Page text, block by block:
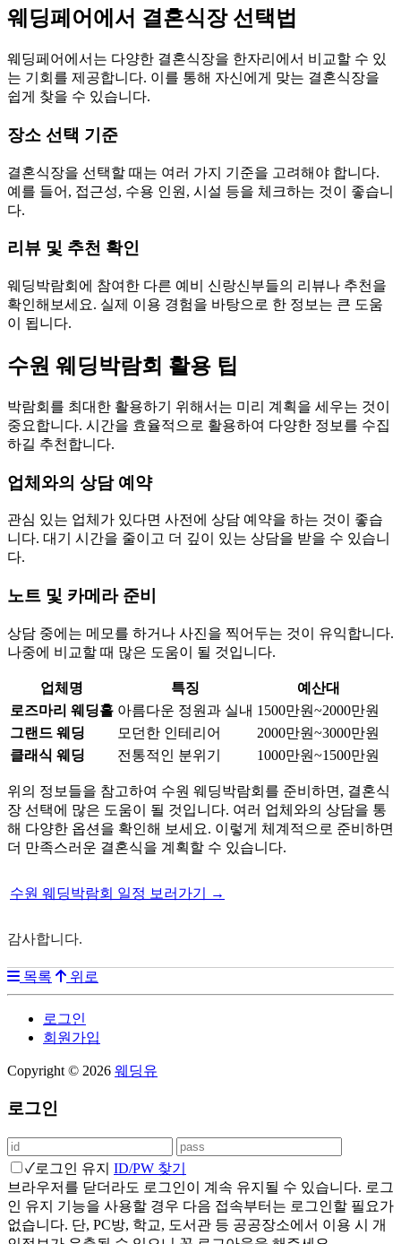
웨딩페어에서 결혼식장 선택법
웨딩페어에서는 다양한 결혼식장을 한자리에서 비교할 수 있
는 기회를 제공합니다. 이를 통해 자신에게 맞는 결혼식장을
쉽게 찾을 수 있습니다.
장소 선택 기준
결혼식장을 선택할 때는 여러 가지 기준을 고려해야 합니다.
예를 들어, 접근성, 수용 인원, 시설 등을 체크하는 것이 좋습니
다.
리뷰 및 추천 확인
웨딩박람회에 참여한 다른 예비 신랑신부들의 리뷰나 추천을
확인해보세요. 실제 이용 경험을 바탕으로 한 정보는 큰 도움
이 됩니다.
수원 웨딩박람회 활용 팁
박람회를 최대한 활용하기 위해서는 미리 계획을 세우는 것이
중요합니다. 시간을 효율적으로 활용하여 다양한 정보를 수집
하길 추천합니다.
업체와의 상담 예약
관심 있는 업체가 있다면 사전에 상담 예약을 하는 것이 좋습
니다. 대기 시간을 줄이고 더 깊이 있는 상담을 받을 수 있습니
다.
노트 및 카메라 준비
상담 중에는 메모를 하거나 사진을 찍어두는 것이 유익합니다.
나중에 비교할 때 많은 도움이 될 것입니다.
업체명 특징
예산대
로즈마리 웨딩홀 아름다운 정원과 실내 1500만원~2000만원
그랜드 웨딩
모던한 인테리어
2000만원~3000만원
클래식 웨딩
전통적인 분위기 1000만원~1500만원
위의 정보들을 참고하여 수원 웨딩박람회를 준비하면, 결혼식
장 선택에 많은 도움이 될 것입니다. 여러 업체와의 상담을 통
해 다양한 옵션을 확인해 보세요. 이렇게 체계적으로 준비하면
더 만족스러운 결혼식을 계획할 수 있습니다.
수원 웨딩박람회 일정 보러가기 →
감사합니다.
목록 위로
로그인
회원가입
Copyright © 2026 웨딩유
로그인
✓로그인 유지 ID/PW 찾기
브라우저를 닫더라도 로그인이 계속 유지될 수 있습니다. 로그
인 유지 기능을 사용할 경우 다음 접속부터는 로그인할 필요가
없습니다. 단, PC방, 학교, 도서관 등 공공장소에서 이용 시 개